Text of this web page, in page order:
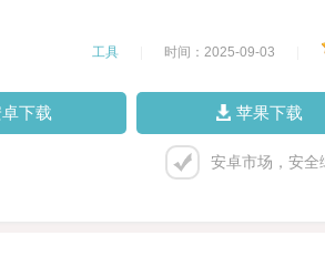
工具 时间：2025-09-03
下载 苹果下载
安卓市场，安全